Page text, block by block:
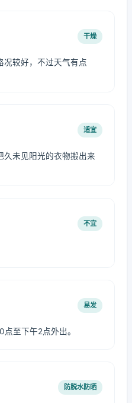
干燥
况较好，不过天气有点
适宜
久未见阳光的衣物搬出来
不宜
易发
至下午2点外出。
防脱水防晒